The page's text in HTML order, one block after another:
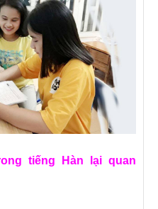
tiếng Hàn lại quan